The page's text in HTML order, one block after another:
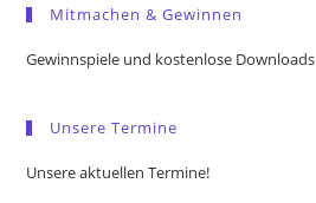
Mitmachen & Gewinnen
Gewinnspiele und kostenlose Downloads
Unsere Termine
Unsere aktuellen Termine!